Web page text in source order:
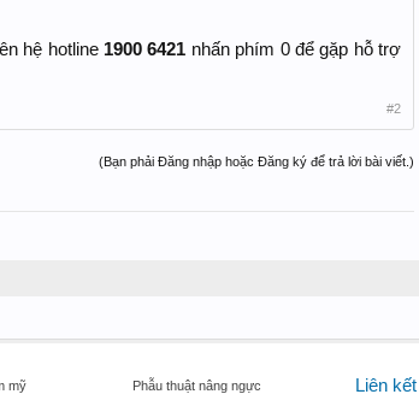
hệ hotline 1900 6421 nhấn phím 0 để gặp hỗ trợ
#2
(Bạn phải Đăng nhập hoặc Đăng ký để trả lời bài viết.)
mỹ Phẫu thuật nâng ngực Liên